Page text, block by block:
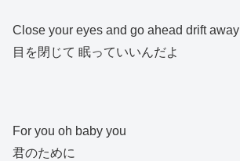
Close your eyes and go ahead drift away
目を閉じて 眠っていいんだよ
For you oh baby you
君のために